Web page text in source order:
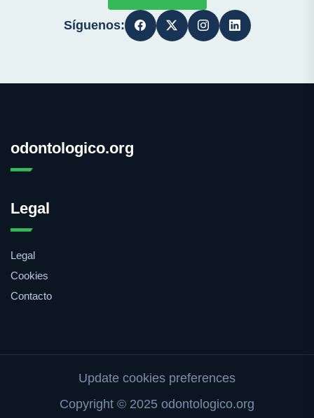
Síguenos:
odontologico.org
Legal
Legal
Cookies
Contacto
Update cookies preferences
Copyright © 2025 odontologico.org